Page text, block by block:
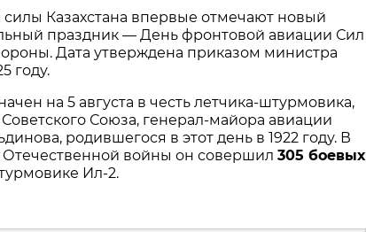
Казахстана впервые отмечают новый
праздник — День фронтовой авиации Сил
Дата утверждена приказом министра
году.
на 5 августа в честь летчика‑штурмовика,
Союза, генерал‑майора авиации
родившегося в этот день в 1922 году. В
войны он совершил 305 боевых
Ил‑2.